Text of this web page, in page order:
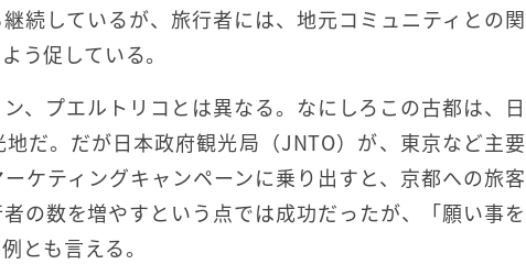
続しているが、旅行者には、地元コミュニティとの関
う促している。
、プエルトリコとは異なる。なにしろこの古都は、日
だ。だが日本政府観光局（JNTO）が、東京など主要
ケティングキャンペーンに乗り出すと、京都への旅客
の数を増やすという点では成功だったが、「願い事を
とも言える。